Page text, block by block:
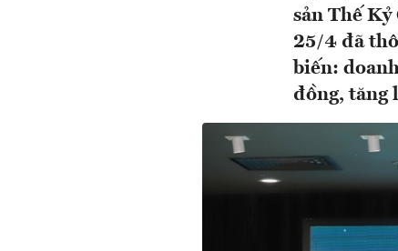
sản Thế
25/4 đã
biến:
đồng, tăng